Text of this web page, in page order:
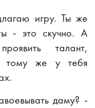
игру. Ты же
- это скучно. А
талант,
тому же у тебя
даму? -